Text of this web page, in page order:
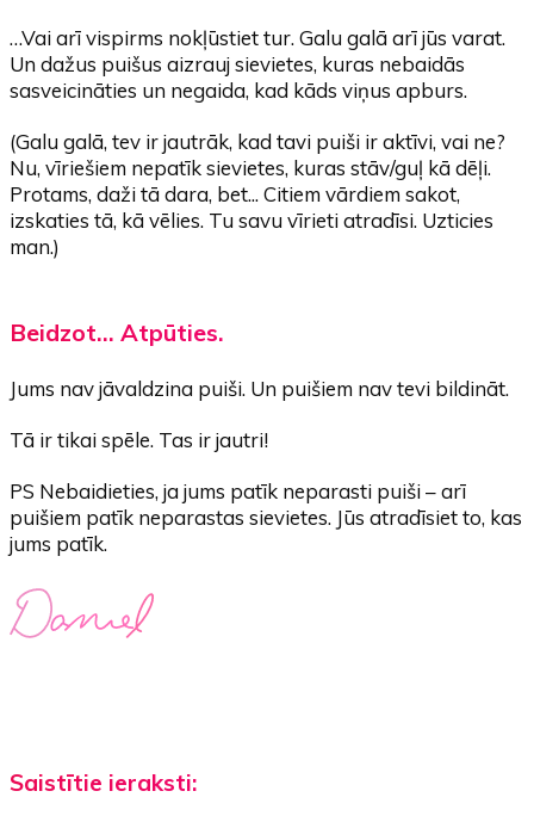
…Vai arī vispirms nokļūstiet tur. Galu galā arī jūs varat.
Un dažus puišus aizrauj sievietes, kuras nebaidās
sasveicināties un negaida, kad kāds viņus apburs.
(Galu galā, tev ir jautrāk, kad tavi puiši ir aktīvi, vai ne?
Nu, vīriešiem nepatīk sievietes, kuras stāv/guļ kā dēļi.
Protams, daži tā dara, bet... Citiem vārdiem sakot,
izskaties tā, kā vēlies. Tu savu vīrieti atradīsi. Uzticies
man.)
Beidzot… Atpūties.
Jums nav jāvaldzina puiši. Un puišiem nav tevi bildināt.
Tā ir tikai spēle. Tas ir jautri!
PS Nebaidieties, ja jums patīk neparasti puiši – arī
puišiem patīk neparastas sievietes. Jūs atradīsiet to, kas
jums patīk.
Saistītie ieraksti: